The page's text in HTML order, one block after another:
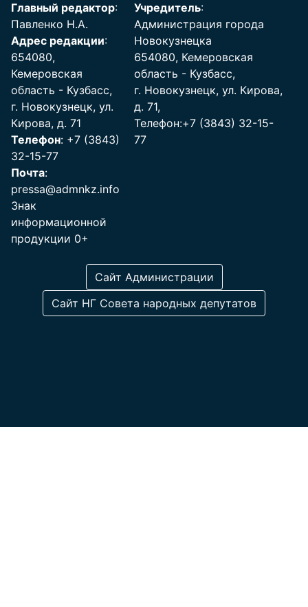
Главный редактор:
Павленко Н.А.
Адрес редакции:
654080,
Кемеровская
область - Кузбасс,
г. Новокузнецк, ул.
Кирова, д. 71
Телефон: +7 (3843)
32-15-77
Почта:
pressa@admnkz.info
Знак
информационной
продукции 0+
Учредитель:
Администрация города
Новокузнецка
654080, Кемеровская
область - Кузбасс,
г. Новокузнецк, ул. Кирова,
д. 71,
Телефон:+7 (3843) 32-15-
77
Сайт Администрации
Сайт НГ Cовета народных депутатов